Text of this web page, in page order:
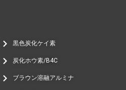
黒色炭化ケイ素
炭化ホウ素/B4C
ブラウン溶融アルミナ